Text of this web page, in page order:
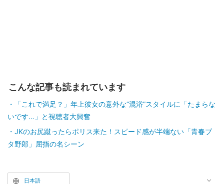
こんな記事も読まれています
「これで満足？」年上彼女の意外な“混浴”スタイルに「たまらな
いです…」と視聴者大興奮
JKのお尻蹴ったらポリス来た！スピード感が半端ない「青春ブ
タ野郎」屈指の名シーン
日本語